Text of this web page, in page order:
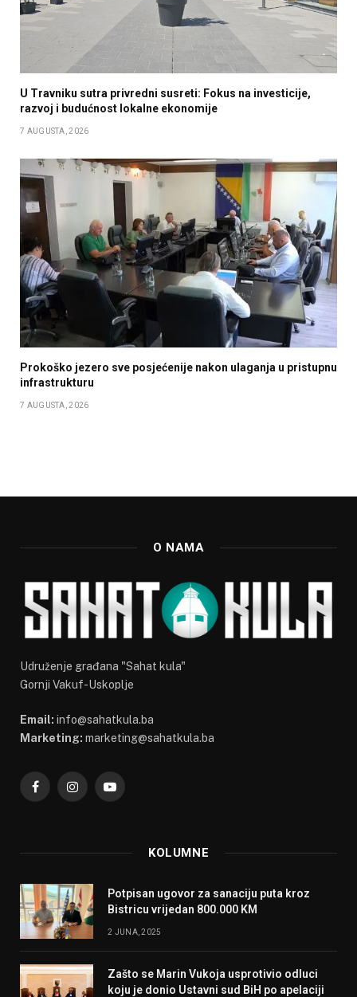
U Travniku sutra privredni susreti: Fokus na investicije,
razvoj i budućnost lokalne ekonomije
7 AUGUSTA, 2026
Prokoško jezero sve posjećenije nakon ulaganja u pristupnu
infrastrukturu
7 AUGUSTA, 2026
O NAMA
Udruženje građana "Sahat kula"
Gornji Vakuf-Uskoplje
Email: info@sahatkula.ba
Marketing: marketing@sahatkula.ba
FacebookInstagramYouTube
KOLUMNE
Potpisan ugovor za sanaciju puta kroz
Bistricu vrijedan 800.000 KM
2 JUNA, 2025
Zašto se Marin Vukoja usprotivio odluci
koju je donio Ustavni sud BiH po apelaciji